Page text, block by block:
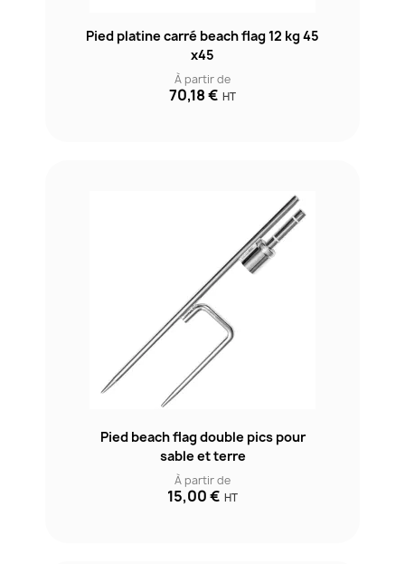
Pied platine carré beach flag 12 kg 45
x45
À partir de
70,18 € HT
Pied beach flag double pics pour
sable et terre
À partir de
15,00 € HT